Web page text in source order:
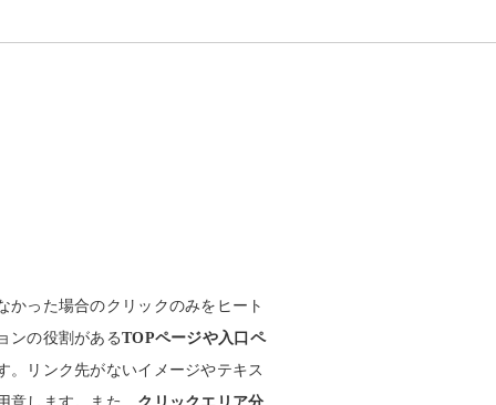
かった場合のクリックのみをヒート
ンの役割があるTOPページや入口ペ
。リンク先がないイメージやテキス